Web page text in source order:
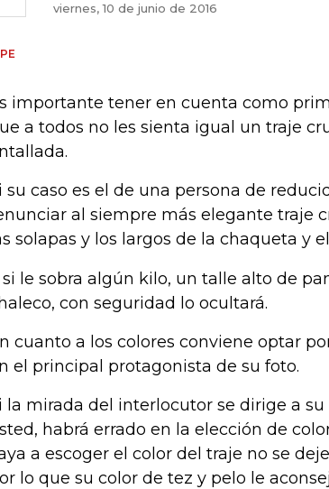
viernes, 10 de junio de 2016
importante tener en cuenta como
a todos no les sienta igual un traje
su caso es el de una persona de
al siempre más elegante traje
solapas y los largos de la chaqueta y
si le sobra algún kilo, un talle alto de
con seguridad lo ocultará.
cuanto a los colores conviene optar
el principal protagonista de su foto.
la mirada del interlocutor se dirige a
habrá errado en la elección de
a escoger el color del traje no se
lo que su color de tez y pelo le